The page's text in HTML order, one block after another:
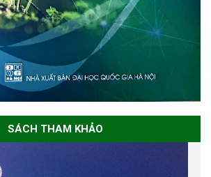
SÁCH THAM KHẢO